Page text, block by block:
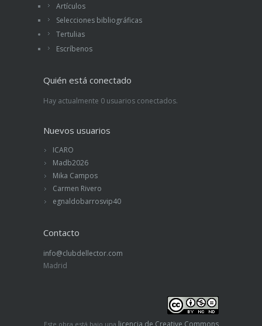
Artículos
Selecciones bibliográficas
Tertulias
Escríbenos
Quién está conectado
Hay actualmente 0 usuarios conectados.
Nuevos usuarios
ICARO
Madb2026
Mika Campos
Carmen Rivero
egnaldobarrosvip40
Contacto
info@clubdellector.com
Madrid
Este obra está bajo una licencia de Creative Commons